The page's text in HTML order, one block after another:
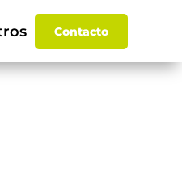
Contacto